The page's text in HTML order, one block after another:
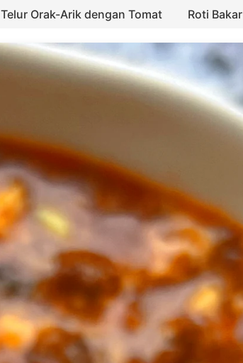
Telur Orak-Arik dengan Tomat Roti Bakar